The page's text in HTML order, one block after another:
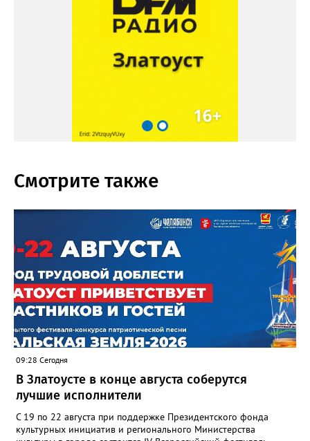
Смотрите также
09:28 Сегодня
В Златоусте в конце августа соберутся
лучшие исполнители
С 19 по 22 августа при поддержке Президентского фонда
культурных инициатив и регионального Министерства